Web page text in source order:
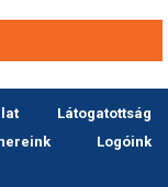
Látogatottság
Logóink